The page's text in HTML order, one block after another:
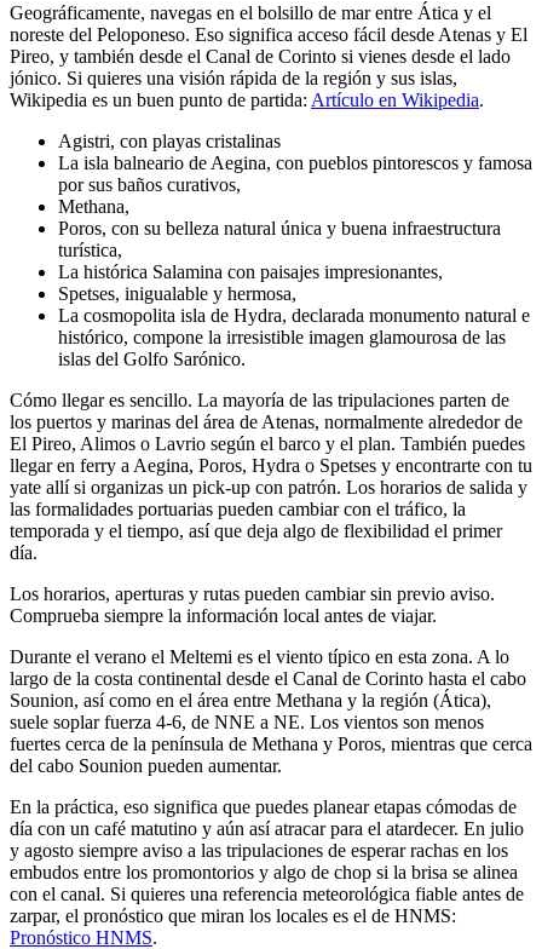
Geográficamente, navegas en el bolsillo de mar entre Ática y el
noreste del Peloponeso. Eso significa acceso fácil desde Atenas y El
Pireo, y también desde el Canal de Corinto si vienes desde el lado
jónico. Si quieres una visión rápida de la región y sus islas,
Wikipedia es un buen punto de partida: Artículo en Wikipedia.
Agistri, con playas cristalinas
La isla balneario de Aegina, con pueblos pintorescos y famosa
por sus baños curativos,
Methana,
Poros, con su belleza natural única y buena infraestructura
turística,
La histórica Salamina con paisajes impresionantes,
Spetses, inigualable y hermosa,
La cosmopolita isla de Hydra, declarada monumento natural e
histórico, compone la irresistible imagen glamourosa de las
islas del Golfo Sarónico.
Cómo llegar es sencillo. La mayoría de las tripulaciones parten de
los puertos y marinas del área de Atenas, normalmente alrededor de
El Pireo, Alimos o Lavrio según el barco y el plan. También puedes
llegar en ferry a Aegina, Poros, Hydra o Spetses y encontrarte con tu
yate allí si organizas un pick-up con patrón. Los horarios de salida y
las formalidades portuarias pueden cambiar con el tráfico, la
temporada y el tiempo, así que deja algo de flexibilidad el primer
día.
Los horarios, aperturas y rutas pueden cambiar sin previo aviso.
Comprueba siempre la información local antes de viajar.
Durante el verano el Meltemi es el viento típico en esta zona. A lo
largo de la costa continental desde el Canal de Corinto hasta el cabo
Sounion, así como en el área entre Methana y la región (Ática),
suele soplar fuerza 4-6, de NNE a NE. Los vientos son menos
fuertes cerca de la península de Methana y Poros, mientras que cerca
del cabo Sounion pueden aumentar.
En la práctica, eso significa que puedes planear etapas cómodas de
día con un café matutino y aún así atracar para el atardecer. En julio
y agosto siempre aviso a las tripulaciones de esperar rachas en los
embudos entre los promontorios y algo de chop si la brisa se alinea
con el canal. Si quieres una referencia meteorológica fiable antes de
zarpar, el pronóstico que miran los locales es el de HNMS:
Pronóstico HNMS.